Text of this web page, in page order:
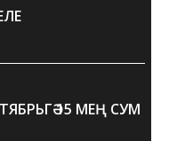
15 МЕҢ СУМ